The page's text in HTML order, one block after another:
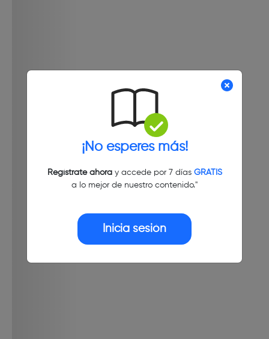
¡No esperes más!
Regístrate ahoray accede por 7 días GRATIS
a lo mejor de nuestro contenido."
Inicia sesión